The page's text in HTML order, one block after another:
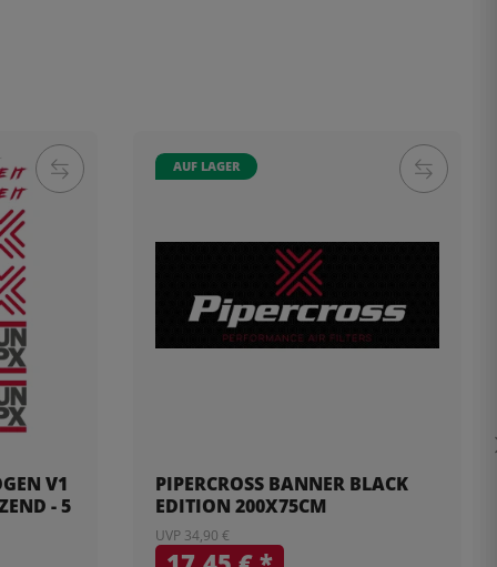
V1
- 5
AUF LAGER
PIPERCROSS BANNER BLACK
EDITION 200X75CM
UVP 34,90 €